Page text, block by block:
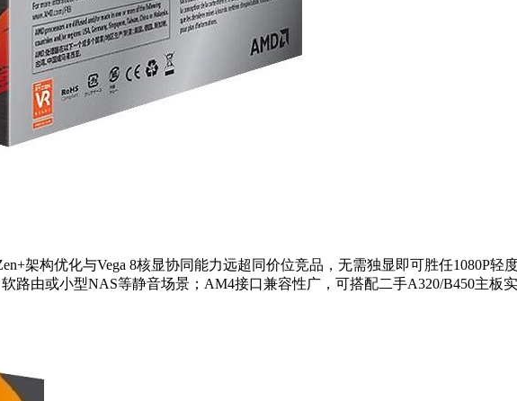
架构优化与Vega 8核显协同能力远超同价位竞品，无需独显即可胜任1080P轻
路由或小型NAS等静音场景；AM4接口兼容性广，可搭配二手A320/B450主板